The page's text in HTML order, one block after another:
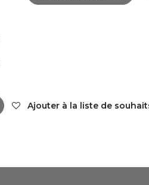
Ajouter à la liste de